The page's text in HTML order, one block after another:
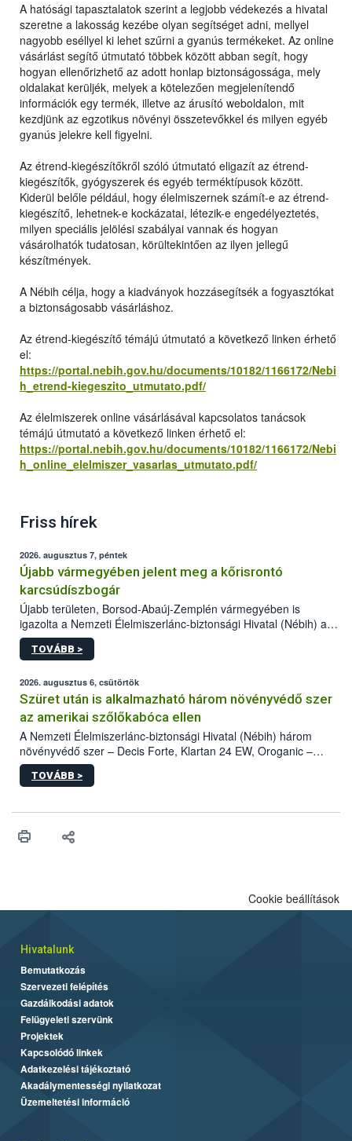
A hatósági tapasztalatok szerint a legjobb védekezés a hivatal
szeretne a lakosság kezébe olyan segítséget adni, mellyel
nagyobb eséllyel ki lehet szűrni a gyanús termékeket. Az online
vásárlást segítő útmutató többek között abban segít, hogy
hogyan ellenőrizhető az adott honlap biztonságossága, mely
oldalakat kerüljék, melyek a kötelezően megjelenítendő
információk egy termék, illetve az árusító weboldalon, mit
kezdjünk az egzotikus növényi összetevőkkel és milyen egyéb
gyanús jelekre kell figyelni.
Az étrend-kiegészítőkről szóló útmutató eligazít az étrend-
kiegészítők, gyógyszerek és egyéb terméktípusok között.
Kiderül belőle például, hogy élelmiszernek számít-e az étrend-
kiegészítő, lehetnek-e kockázatai, létezik-e engedélyeztetés,
milyen speciális jelölési szabályai vannak és hogyan
vásárolhatók tudatosan, körültekintően az ilyen jellegű
készítmények.
A Nébih célja, hogy a kiadványok hozzásegítsék a fogyasztókat
a biztonságosabb vásárláshoz.
Az étrend-kiegészítő témájú útmutató a következő linken érhető
el:
https://portal.nebih.gov.hu/documents/10182/1166172/Nebi
h_etrend-kiegeszito_utmutato.pdf/
Az élelmiszerek online vásárlásával kapcsolatos tanácsok
témájú útmutató a következő linken érhető el:
https://portal.nebih.gov.hu/documents/10182/1166172/Nebi
h_online_elelmiszer_vasarlas_utmutato.pdf/
Friss hírek
2026. augusztus 7, péntek
Újabb vármegyében jelent meg a kőrisrontó
karcsúdíszbogár
Újabb területen, Borsod-Abaúj-Zemplén vármegyében is
igazolta a Nemzeti Élelmiszerlánc-biztonsági Hivatal (Nébih) a
kőrisrontó karcsúdíszbogár (Agrilus planipennis) jelenlétét. A
kártevőt nem csak színcsapdában találták meg, de már fertőzött
az intenzív felderítést, emellett az intézkedéseket a szlovák
hatósággal is összehangolják a terjedés megállítása érdekében.
TOVÁBB >
2026. augusztus 6, csütörtök
Szüret után is alkalmazható három növényvédő szer
az amerikai szőlőkabóca ellen
A Nemzeti Élelmiszerlánc-biztonsági Hivatal (Nébih) három
növényvédő szer – Decis Forte, Klartan 24 EW, Oroganic –
engedélyokiratát módosította, így azok a szüretet követően,
egészen a vesszőérettség (BBCH 91) stádiumáig
érésű szőlőkben is legyen lehetőség a károsító elleni további
felhasználók számára is elérhető és ökológiai termesztésben is
TOVÁBB >
Cookie beállítások
Hivatalunk
Bemutatkozás
Szervezeti felépítés
Gazdálkodási adatok
Felügyeleti szervünk
Projektek
Kapcsolódó linkek
Adatkezelési tájékoztató
Akadálymentességi nyilatkozat
Üzemeltetési információ